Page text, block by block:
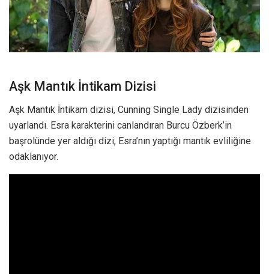
Aşk Mantık İntikam Dizisi
Aşk Mantık İntikam dizisi, Cunning Single Lady dizisinden
uyarlandı. Esra karakterini canlandıran Burcu Özberk’in
başrolünde yer aldığı dizi, Esra’nın yaptığı mantık evliliğine
odaklanıyor.